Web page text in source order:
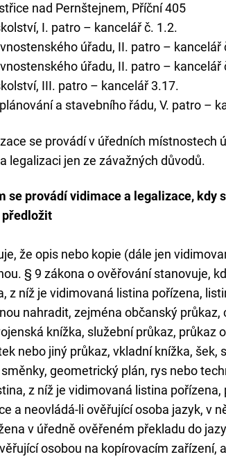
nad Pernštejnem, Příční 405
I. patro – kancelář č. 1.2.
úřadu, II. patro – kancelář
úřadu, II. patro – kancelář
III. patro – kancelář 3.17.
a stavebního řádu, V. patro –
se provádí v úředních místnostech
legalizaci jen ze závažných důvodů.
se provádí vidimace a legalizace, kdy
předložit
že opis nebo kopie (dále jen
§ 9 zákona o ověřování stanovuje,
z níž je vidimovaná listina pořízena,
nahradit, zejména občanský průkaz,
knížka, služební průkaz, průkaz
nebo jiný průkaz, vkladní knížka, šek,
geometrický plán, rys nebo
z níž je vidimovaná listina
a neovládá-li ověřující osoba jazyk, v
v úředně ověřeném překladu do
osobou na kopírovacím zařízení,